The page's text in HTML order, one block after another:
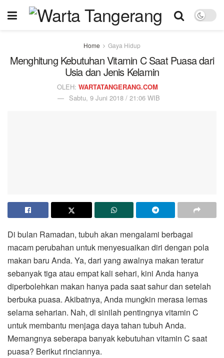
Home Gaya Hidup
Menghitung Kebutuhan Vitamin C Saat Puasa dari
Usia dan Jenis Kelamin
OLEH: WARTATANGERANG.COM
Sabtu, 9 Juni 2018 / 21:06 WIB
Di bulan Ramadan, tubuh akan mengalami berbagai
macam perubahan untuk menyesuaikan diri dengan pola
makan baru Anda. Ya, dari yang awalnya makan teratur
sebanyak tiga atau empat kali sehari, kini Anda hanya
diperbolehkan makan hanya pada saat sahur dan setelah
berbuka puasa. Akibatnya, Anda mungkin merasa lemas
selama seharian. Nah, di sinilah pentingnya vitamin C
untuk membantu menjaga daya tahan tubuh Anda.
Memangnya seberapa banyak kebutuhan vitamin C saat
puasa? Berikut rinciannya.